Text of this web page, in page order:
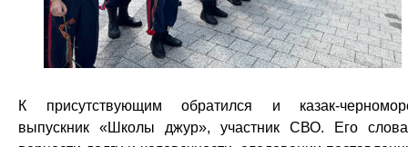
К присутствующим обратился и казак-
выпускник «Школы джур», участник СВО. Его